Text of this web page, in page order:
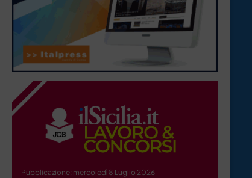
Pubblicazione: mercoledì 8 Luglio 2026